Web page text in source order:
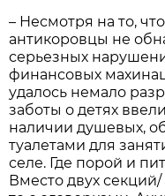
– Несмотря на то,
антикоровцы не
серьезных
финансовых
удалось немало
заботы о детях
наличии душевых,
туалетами для
селе. Где порой и
Вместо двух